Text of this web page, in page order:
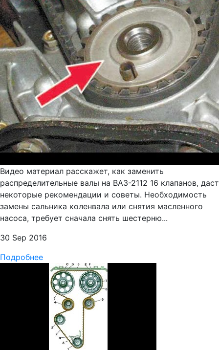
Видео материал расскажет, как заменить
распределительные валы на ВАЗ-2112 16 клапанов, даст
некоторые рекомендации и советы. Необходимость
замены сальника коленвала или снятия масленного
насоса, требует сначала снять шестерню...
30 Sep 2016
Подробнее